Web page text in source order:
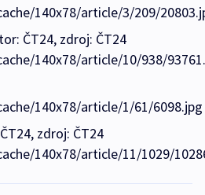
140x78/article/3/209/
ČT24, zdroj: ČT24
140x78/article/10/938/
140x78/article/1/61/6098.jpg
zdroj: ČT24
140x78/article/11/1029/